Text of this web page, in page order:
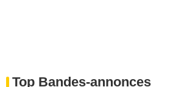
Top Bandes-annonces